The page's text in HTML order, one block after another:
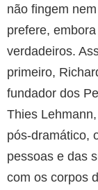
não fingem
prefere,
verdadeiros.
primeiro,
fundador dos
Thies
pós-dramático,
pessoas e das
com os corpos